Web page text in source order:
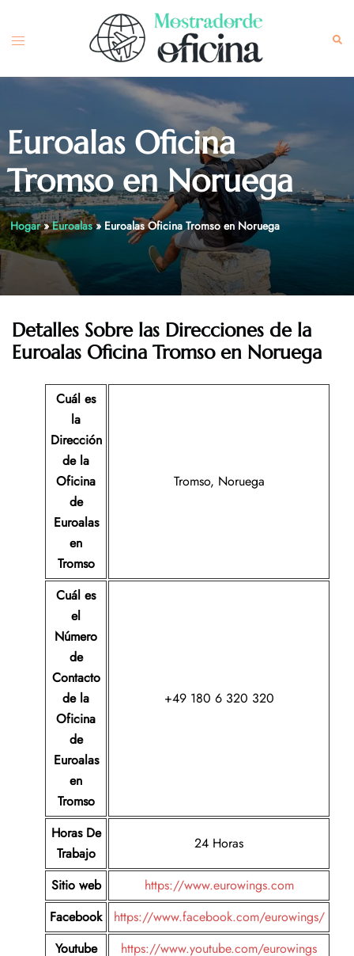
content
Toggle
Euroalas Oficina
Tromso en Noruega
Hogar»Euroalas» Euroalas Oficina Tromso en Noruega
Detalles Sobre las Direcciones de la
Euroalas Oficina Tromso en Noruega
Cuál es
la
Dirección
de la
Oficina
de
Euroalas
en
Tromso
Tromso, Noruega
Cuál es
el
Número
de
Contacto
de la
Oficina
de
Euroalas
en
Tromso
+49 180 6 320 320
Horas De
Trabajo
24 Horas
Sitio web
https://www.eurowings.com
Facebook
https://www.facebook.com/eurowings/
Youtube
https://www.youtube.com/eurowings